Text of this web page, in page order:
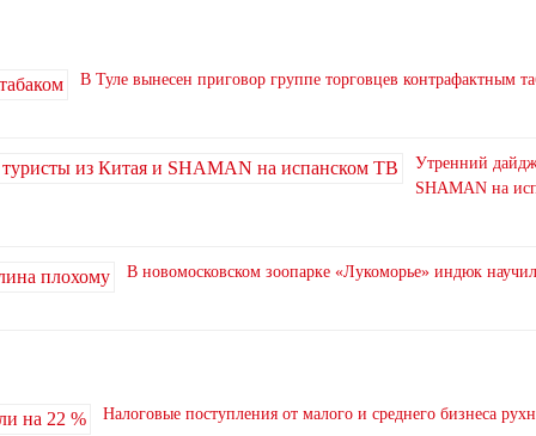
В Туле вынесен приговор группе торговцев контрафактным
Утренний
SHAMAN на
В новомосковском зоопарке «Лукоморье» индюк
Налоговые поступления от малого и среднего бизнеса